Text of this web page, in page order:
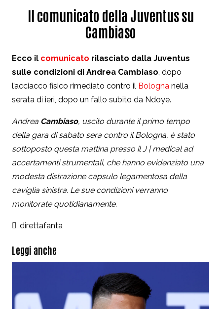
Il comunicato della Juventus su
Cambiaso
Ecco il comunicato rilasciato dalla Juventus
sulle condizioni di Andrea Cambiaso, dopo
l’acciacco fisico rimediato contro il Bologna nella
serata di ieri, dopo un fallo subito da Ndoye.
Andrea Cambiaso, uscito durante il primo tempo
della gara di sabato sera contro il Bologna, è stato
sottoposto questa mattina presso il J | medical ad
accertamenti strumentali, che hanno evidenziato una
modesta distrazione capsulo legamentosa della
caviglia sinistra. Le sue condizioni verranno
monitorate quotidianamente.
direttafanta
Leggi anche